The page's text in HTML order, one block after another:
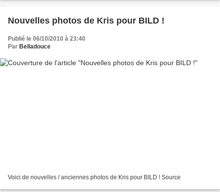
Nouvelles photos de Kris pour BILD !
Publié le 06/10/2010 à 23:40
Par Belladouce
Voici de nouvelles / anciennes photos de Kris pour BILD ! Source